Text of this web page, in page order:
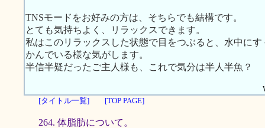
TNSモードをお好みの方は、そちらでも結構です。
とても気持ちよく、リラックスできます。
私はこのリラックスした状態で目をつぶると、水中に
かんでいる様な気がします。
半信半疑だったご主人様も、これで気分は半人半魚？
[タイトル一覧]
[TOP PAGE]
264. 体脂肪について。